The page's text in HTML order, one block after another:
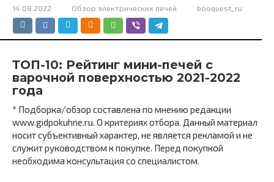
14.08.2022 Обзор электрических печей booquest_ru
ТОП-10: Рейтинг мини-печей с
варочной поверхностью 2021-2022
года
* Подборка/обзор составлена по мнению редакции
www.gidpokuhne.ru. О критериях отбора. Данный материал
носит субъективный характер, не является рекламой и не
служит руководством к покупке. Перед покупкой
необходима консультация со специалистом.